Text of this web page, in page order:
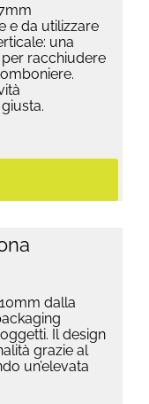
e da utilizzare
una
racchiudere
dalla
Il design
grazie al
un’elevata